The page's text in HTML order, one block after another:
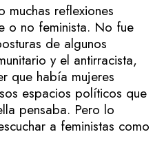
muchas reflexiones
o no feminista. No fue
de algunos
y el antirracista,
que había mujeres
espacios políticos que
pensaba. Pero lo
a feministas como